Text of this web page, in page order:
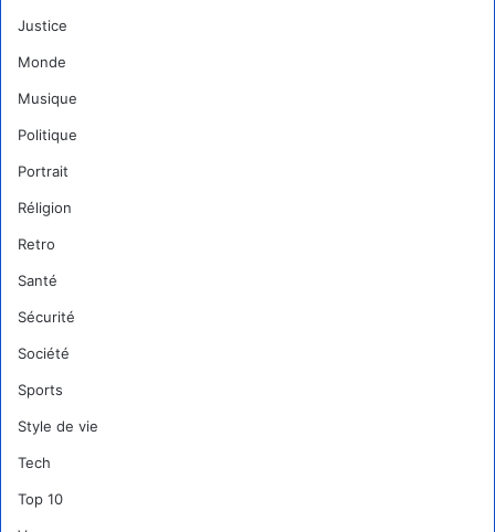
Justice
Monde
Musique
Politique
Portrait
Réligion
Retro
Santé
Sécurité
Société
Sports
Style de vie
Tech
Top 10